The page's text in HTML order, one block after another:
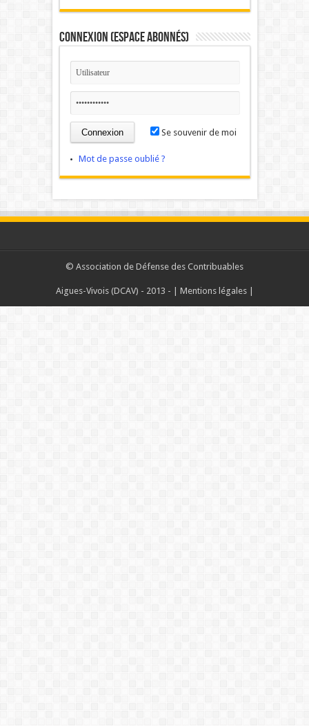
Connexion (Espace Abonnés)
Se souvenir de moi
Mot de passe oublié ?
© Association de Défense des Contribuables
Aigues-Vivois (DCAV) - 2013 - | Mentions légales|